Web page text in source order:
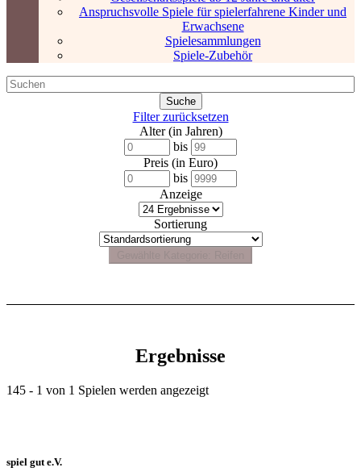
Anspruchsvolle Spiele für spielerfahrene Kinder und
Erwachsene
Spielesammlungen
Spiele-Zubehör
Filter zurücksetzen
Alter (in Jahren)
bis
Preis (in Euro)
bis
Anzeige
Sortierung
Ergebnisse
145 - 1 von 1 Spielen werden angezeigt
spiel gut e.V.